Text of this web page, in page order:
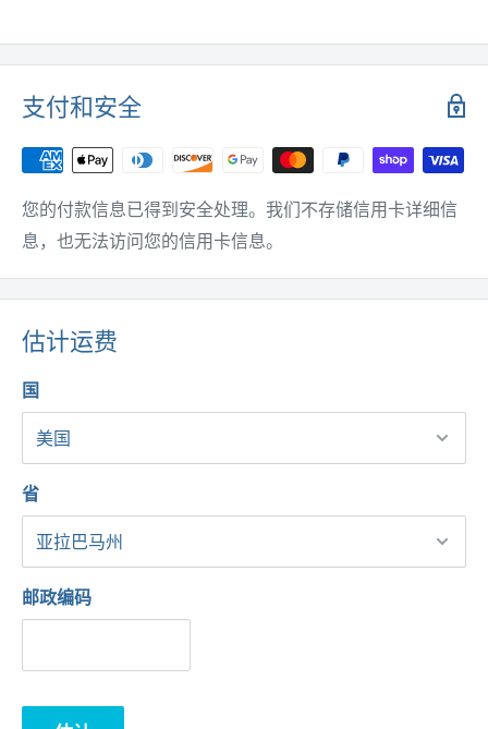
支付和安全
您的付款信息已得到安全处理。我们不存储信用卡详细信
息，也无法访问您的信用卡信息。
估计运费
国
省
邮政编码